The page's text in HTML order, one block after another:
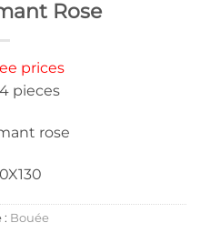
Rose
prices
pieces
rose
: Bouée